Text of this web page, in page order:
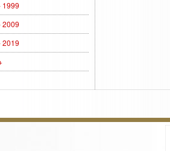
1999
2009
2019